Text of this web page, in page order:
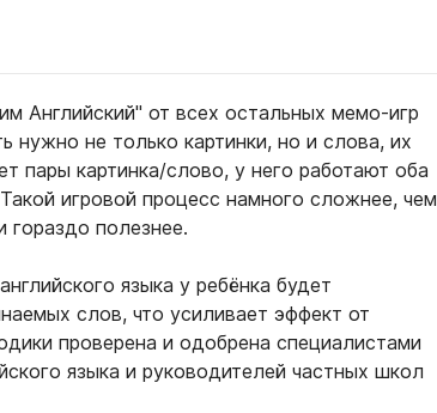
Английский" от всех остальных мемо-игр
нужно не только картинки, но и слова, их
пары картинка/слово, у него работают оба
игровой процесс намного сложнее, чем
полезнее.
языка у ребёнка будет
слов, что усиливает эффект от
проверена и одобрена специалистами
языка и руководителей частных школ